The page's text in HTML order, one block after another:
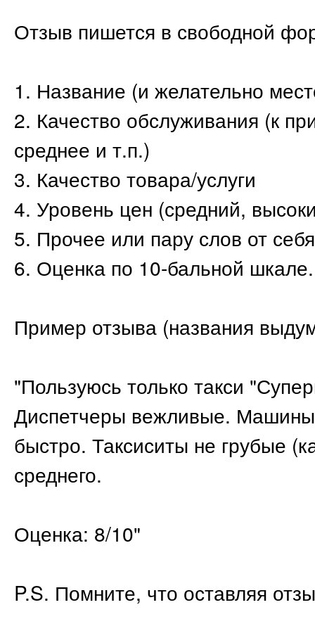
Отзыв пишется в свободной
1. Название (и желательно
2. Качество обслуживания (к
среднее и т.п.)
3. Качество товара/услуги
4. Уровень цен (средний,
5. Прочее или пару слов от
6. Оценка по 10-бальной шкале.
Пример отзыва (названия
"Пользуюсь только такси
Диспетчеры вежливые.
быстро. Таксиситы не грубые
среднего.
Оценка: 8/10"
P.S. Помните, что оставляя